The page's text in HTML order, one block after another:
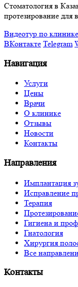
Стоматология в
протезирование для
Видеотур по
ВКонтакте Telegram
Навигация
Услуги
Цены
Врачи
О клинике
Отзывы
Новости
Контакты
Направления
Имплантация
Исправление
Терапия
Гигиена и
Гнатология
Хирургия
Все
Контакты